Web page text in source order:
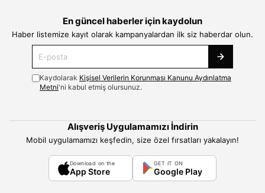
En güncel haberler için kaydolun
Haber listemize kayıt olarak kampanyalardan ilk siz haberdar olun.
Kaydolarak Kişisel Verilerin Korunması Kanunu Aydınlatma
Metni'ni kabul etmiş olursunuz.
Alışveriş Uygulamamızı İndirin
Mobil uygulamamızı keşfedin, size özel fırsatları yakalayın!
Download on the
App Store
GET IT ON
Google Play